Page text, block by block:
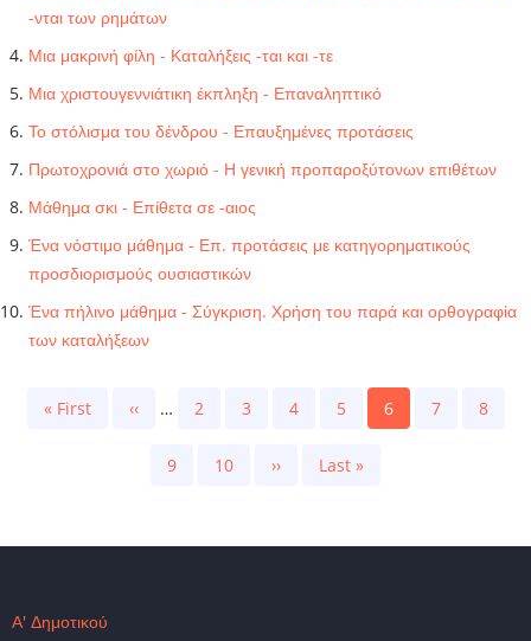
-νται των ρημάτων
Μια μακρινή φίλη - Καταλήξεις -ται και -τε
Μια χριστουγεννιάτικη έκπληξη - Επαναληπτικό
Το στόλισμα του δένδρου - Επαυξημένες προτάσεις
Πρωτοχρονιά στο χωριό - Η γενική προπαροξύτονων επιθέτων
Μάθημα σκι - Επίθετα σε -αιος
Ένα νόστιμο μάθημα - Επ. προτάσεις με κατηγορηματικούς
προσδιορισμούς ουσιαστικών
Ένα πήλινο μάθημα - Σύγκριση. Χρήση του παρά και ορθογραφία
των καταλήξεων
First
« First
Previous
‹‹ … Page
2 Page
3 Page
4 Page
5
Current
6 Page
7 Page
8
Page
9 Page
10
Next
››
Last
Last »
Α' Δημοτικού